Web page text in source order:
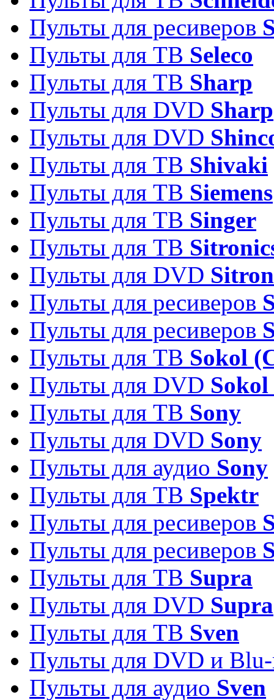
Пульты для ресиверов
Пульты для ТВ Seleco
Пульты для ТВ Sharp
Пульты для DVD Sharp
Пульты для DVD
Пульты для ТВ Shivaki
Пульты для ТВ Siemens
Пульты для ТВ Singer
Пульты для ТВ
Пульты для DVD
Пульты для ресиверов
Пульты для ресиверов
Пульты для ТВ Sokol
Пульты для DVD
Пульты для ТВ Sony
Пульты для DVD Sony
Пульты для аудио Sony
Пульты для ТВ Spektr
Пульты для ресиверов
Пульты для ресиверов
Пульты для ТВ Supra
Пульты для DVD Supra
Пульты для ТВ Sven
Пульты для DVD и
Пульты для аудио Sven